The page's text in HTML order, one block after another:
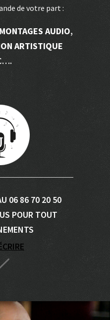
de votre part :
MONTAGES AUDIO,
ARTISTIQUE
06 86 70 20 50
POUR TOUT